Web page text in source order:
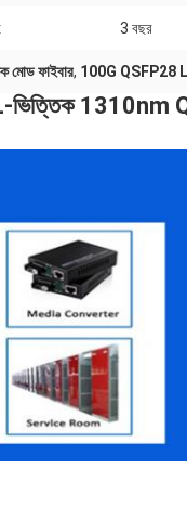
3 বছর
মোড ফাইবার, 100G QSFP28
1310nm